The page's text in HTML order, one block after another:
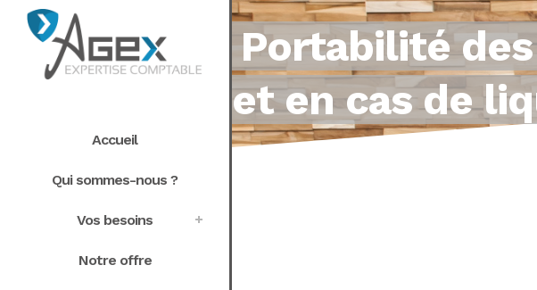
Accueil
Qui sommes-nous ?
Vos besoins
Notre offre
Portabilité
et en cas de